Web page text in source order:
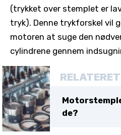
(trykket over stemplet er
tryk). Denne trykforskel vil
motoren at suge den
cylindrene gennem
de?